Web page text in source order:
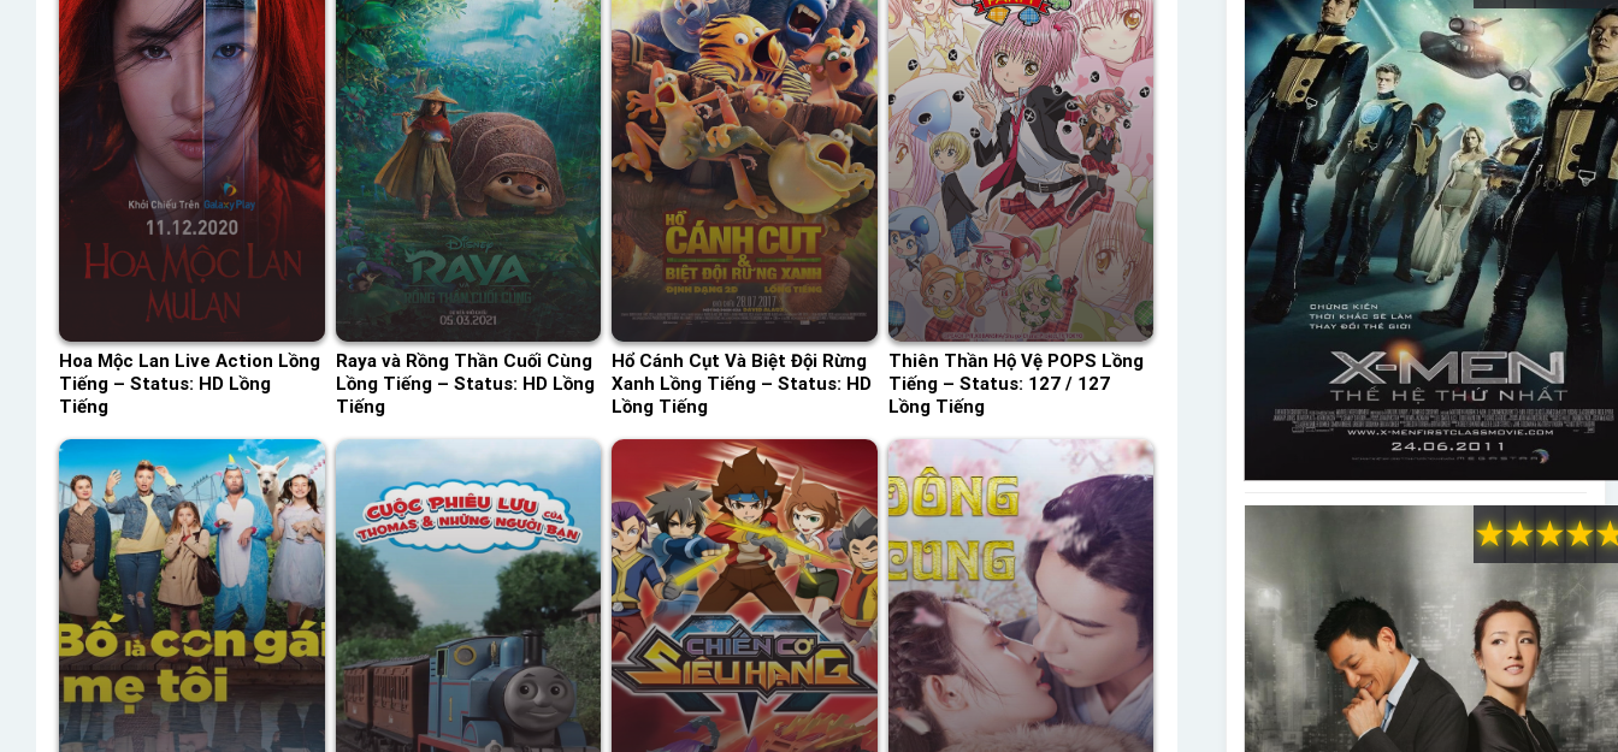
Hoa Mộc Lan Live Action Lồng
Tiếng – Status: HD Lồng
Tiếng
Raya và Rồng Thần Cuối Cùng
Lồng Tiếng – Status: HD Lồng
Tiếng
Hổ Cánh Cụt Và Biệt Đội Rừng
Xanh Lồng Tiếng – Status: HD
Lồng Tiếng
Thiên Thần Hộ Vệ POPS Lồng
Tiếng – Status: 127 / 127
Lồng Tiếng
★
★
★
★